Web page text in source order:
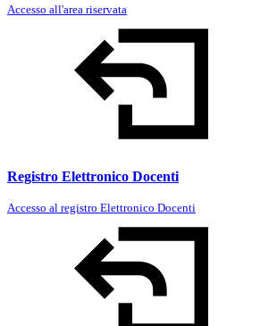
Accesso all'area riservata
Registro Elettronico Docenti
Accesso al registro Elettronico Docenti